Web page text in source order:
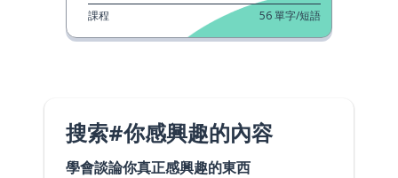
課程 56單字/短語
搜索#你感興趣的內容
學會談論你真正感興趣的東西